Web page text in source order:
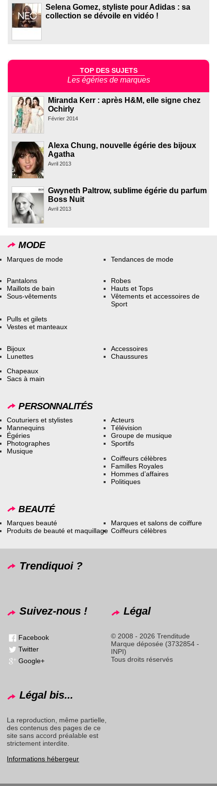
Selena Gomez, styliste pour Adidas : sa
collection se dévoile en vidéo !
TOP DES SUJETS
Les égéries de marques
Miranda Kerr : après H&M, elle signe chez
Ochirly
Février 2014
Alexa Chung, nouvelle égérie des bijoux
Agatha
Avril 2013
Gwyneth Paltrow, sublime égérie du parfum
Boss Nuit
Avril 2013
MODE
Marques de mode Tendances de mode
Pantalons
Maillots de bain
Sous-vêtements
Robes
Hauts et Tops
Vêtements et accessoires de
Sport
Pulls et gilets
Vestes et manteaux
Bijoux
Lunettes
Accessoires
Chaussures
Chapeaux
Sacs à main
PERSONNALITÉS
Couturiers et stylistes
Mannequins
Égéries
Photographes
Musique
Acteurs
Télévision
Groupe de musique
Sportifs
Coiffeurs célèbres
Familles Royales
Hommes d’affaires
Politiques
BEAUTÉ
Marques beauté
Produits de beauté et maquillage
Marques et salons de coiffure
Coiffeurs célèbres
Trendiquoi ?
Suivez-nous !
Facebook
Twitter
Google+
Légal
© 2008 - 2026 Trenditude
Marque déposée (3732854 -
INPI)
Tous droits réservés
Légal bis...
La reproduction, même partielle,
des contenus des pages de ce
site sans accord préalable est
strictement interdite.
Informations hébergeur